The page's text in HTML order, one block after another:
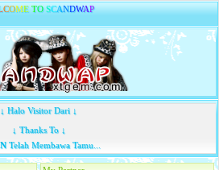
COME TO SCANDWAP
↓ Halo Visitor Dari ↓
↓ Thanks To ↓
Telah Membawa Tamu...